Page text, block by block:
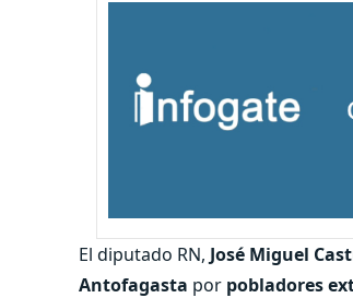
El diputado RN, José Miguel
Antofagasta por pobladores